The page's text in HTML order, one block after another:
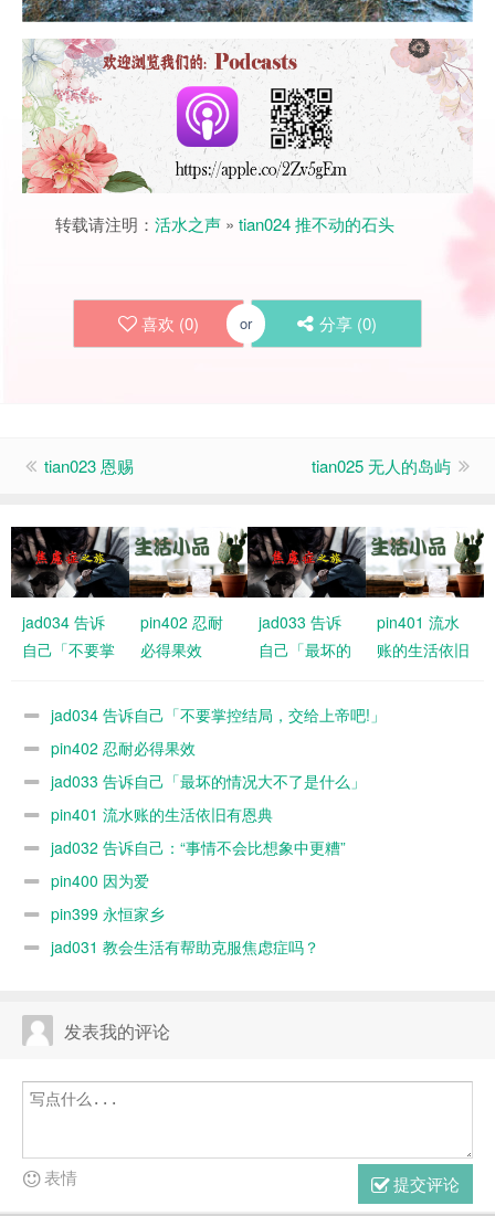
转载请注明： 活水之声 » tian024 推不动的石头
喜欢 (0) or 分享 (0)
tian023 恩赐 tian025 无人的岛屿
jad034 告诉
自己「不要掌
上帝吧!」
pin402 忍耐
必得果效
jad033 告诉
自己「最坏的
什么」
pin401 流水
账的生活依旧
jad034 告诉自己「不要掌控结局，交给上帝吧!」
pin402 忍耐必得果效
jad033 告诉自己「最坏的情况大不了是什么」
pin401 流水账的生活依旧有恩典
jad032 告诉自己：“事情不会比想象中更糟”
pin400 因为爱
pin399 永恒家乡
jad031 教会生活有帮助克服焦虑症吗？
发表我的评论
提交评论
表情